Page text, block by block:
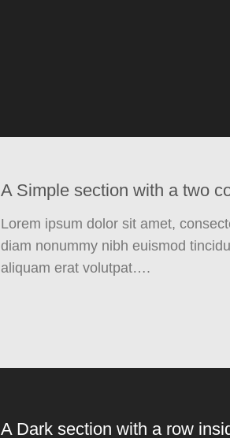
A Simple section with a two
Lorem ipsum dolor sit amet,
diam nonummy nibh euismod
aliquam erat volutpat….
A Dark section with a row